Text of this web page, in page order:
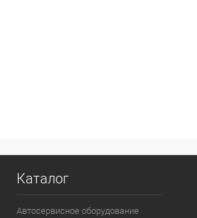
Каталог
Автосервисное оборудование